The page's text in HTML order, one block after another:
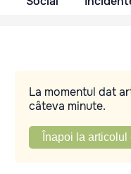
La momentul dat
câteva minute.
Înapoi la articolul